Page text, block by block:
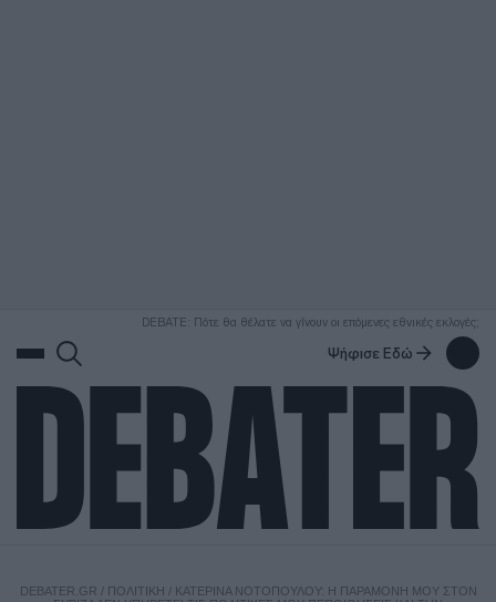
DEBATE: Πότε θα θέλατε να γίνουν οι επόμενες εθνικές εκλογές;
Ψήφισε Εδώ
DEBATER.GR / ΠΟΛΙΤΙΚΗ / ΚΑΤΕΡΊΝΑ ΝΟΤΟΠΟΎΛΟΥ: Η ΠΑΡΑΜΟΝΉ ΜΟΥ ΣΤΟΝ